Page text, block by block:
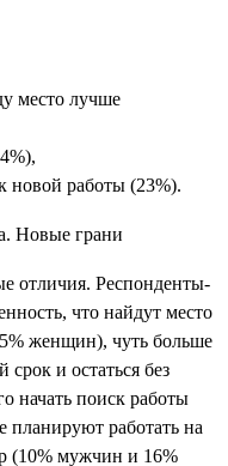
место лучше
новой работы (23%).
отличия. Респонденты-
что найдут место
женщин), чуть больше
и остаться без
начать поиск работы
работать на
(10% мужчин и 16%